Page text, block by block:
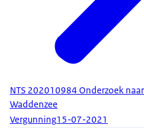
NTS 202010984 Onderzoek
Waddenzee
Vergunning15-07-2021